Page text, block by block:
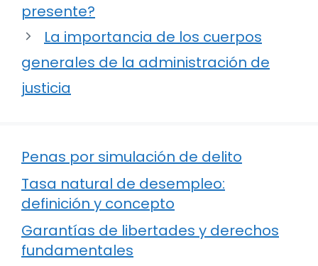
presente?
La importancia de los cuerpos
generales de la administración de
justicia
Penas por simulación de delito
Tasa natural de desempleo:
definición y concepto
Garantías de libertades y derechos
fundamentales